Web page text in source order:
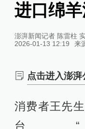
进口绵
澎湃新闻记者 陈雷柱
2026-01-13 12:19
来
点击进入澎
消费者王先
台